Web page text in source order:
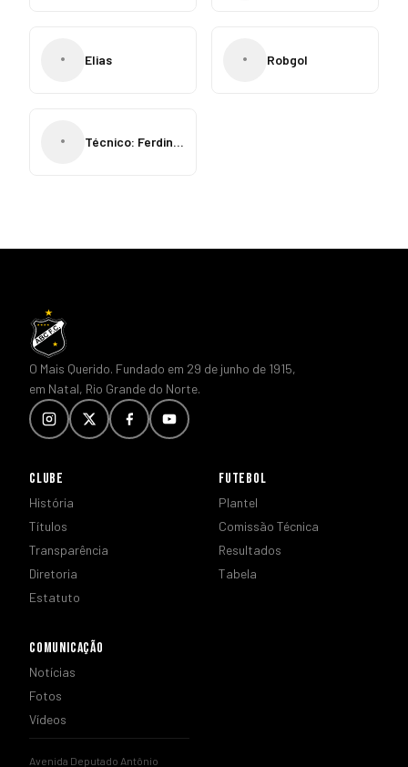
• Elias • Robgol
• Técnico: Ferdinando Teixeira
O Mais Querido. Fundado em 29 de junho de 1915,
em Natal, Rio Grande do Norte.
CLUBE
História
Títulos
Transparência
Diretoria
Estatuto
FUTEBOL
Plantel
Comissão Técnica
Resultados
Tabela
COMUNICAÇÃO
Notícias
Fotos
Vídeos
Avenida Deputado Antônio